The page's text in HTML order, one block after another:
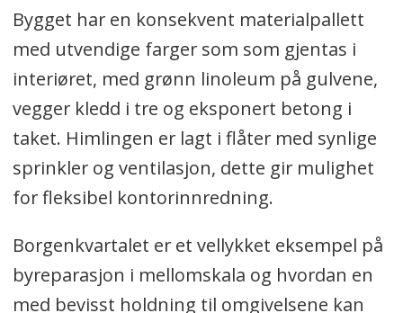
Bygget har en konsekvent materialpallett
med utvendige farger som som gjentas i
interiøret, med grønn linoleum på gulvene,
vegger kledd i tre og eksponert betong i
taket. Himlingen er lagt i flåter med synlige
sprinkler og ventilasjon, dette gir mulighet
for fleksibel kontorinnredning.
Borgenkvartalet er et vellykket eksempel på
byreparasjon i mellomskala og hvordan en
med bevisst holdning til omgivelsene kan